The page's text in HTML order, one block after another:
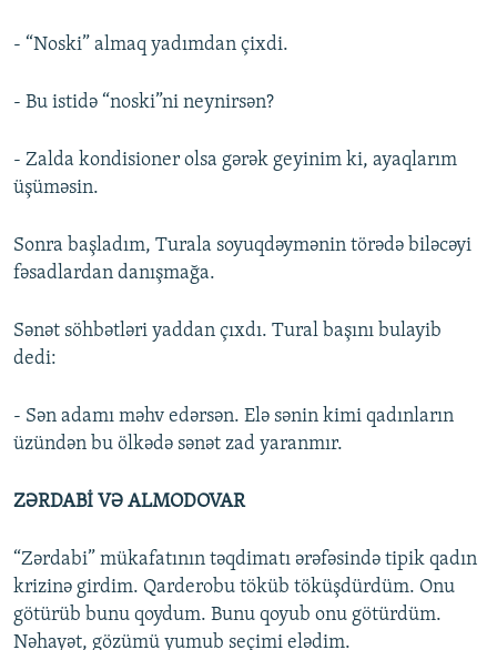
- “Noski” almaq yadımdan çixdi.
- Bu istidə “noski”ni neynirsən?
- Zalda kondisioner olsa gərək geyinim ki, ayaqlarım
üşüməsin.
Sonra başladım, Turala soyuqdəymənin törədə biləcəyi
fəsadlardan danışmağa.
Sənət söhbətləri yaddan çıxdı. Tural başını bulayib
dedi:
- Sən adamı məhv edərsən. Elə sənin kimi qadınların
üzündən bu ölkədə sənət zad yaranmır.
ZƏRDABİ VƏ ALMODOVAR
“Zərdabi” mükafatının təqdimatı ərəfəsində tipik qadın
krizinə girdim. Qarderobu töküb töküşdürdüm. Onu
götürüb bunu qoydum. Bunu qoyub onu götürdüm.
Nəhayət, gözümü yumub seçimi elədim.